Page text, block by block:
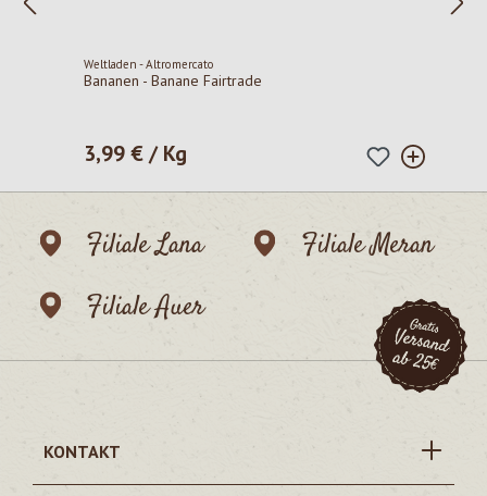
Weltladen - Altromercato
Bananen - Banane Fairtrade
Regulärer Preis:
3,99 € / Kg
Filiale Lana
Filiale Meran
Filiale Auer
KONTAKT